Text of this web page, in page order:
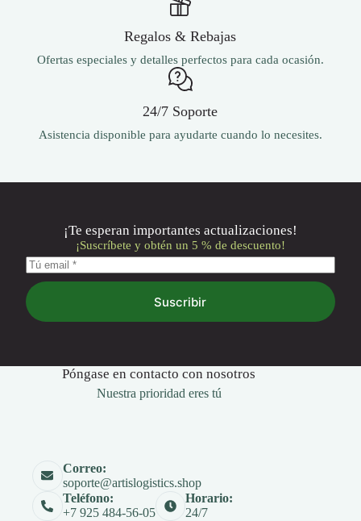
Regalos & Rebajas
Ofertas especiales y detalles perfectos para cada ocasión.
24/7 Soporte
Asistencia disponible para ayudarte cuando lo necesites.
¡Te esperan importantes actualizaciones!
¡Suscríbete y obtén un 5 % de descuento!
Suscribir
Póngase en contacto con nosotros
Nuestra prioridad eres tú
Correo:
soporte@artislogistics.shop
Teléfono:
+7 925 484-56-05
Horario:
24/7